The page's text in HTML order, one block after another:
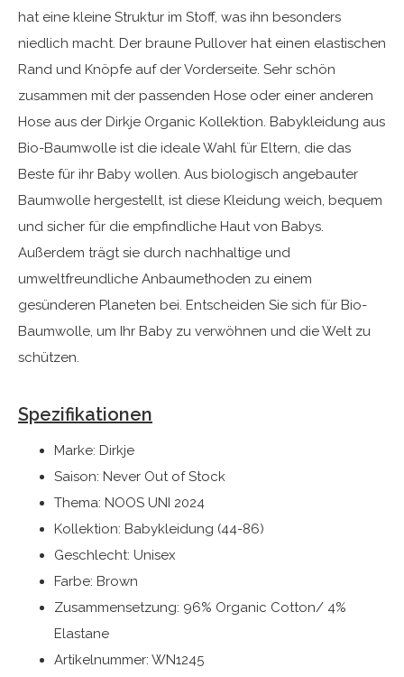
hat eine kleine Struktur im Stoff, was ihn besonders
niedlich macht. Der braune Pullover hat einen elastischen
Rand und Knöpfe auf der Vorderseite. Sehr schön
zusammen mit der passenden Hose oder einer anderen
Hose aus der Dirkje Organic Kollektion. Babykleidung aus
Bio-Baumwolle ist die ideale Wahl für Eltern, die das
Beste für ihr Baby wollen. Aus biologisch angebauter
Baumwolle hergestellt, ist diese Kleidung weich, bequem
und sicher für die empfindliche Haut von Babys.
Außerdem trägt sie durch nachhaltige und
umweltfreundliche Anbaumethoden zu einem
gesünderen Planeten bei. Entscheiden Sie sich für Bio-
Baumwolle, um Ihr Baby zu verwöhnen und die Welt zu
schützen.
Spezifikationen
Marke: Dirkje
Saison: Never Out of Stock
Thema: NOOS UNI 2024
Kollektion: Babykleidung (44-86)
Geschlecht: Unisex
Farbe: Brown
Zusammensetzung: 96% Organic Cotton/ 4%
Elastane
Artikelnummer: WN1245